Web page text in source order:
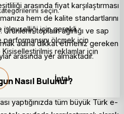
arasında fiyat karşılaştırması
hem de kalite standartlarını
Ürünlerin toplam ağırlığı ve sap
adına dikkat etmeniz gereken
arasında yer almaktadır.
Nasıl Bulunur?
yaptığınızda tüm büyük Türk e-
seçin.
işlevselliği için gerekli
performansını ölçmek için
Kişiselleştirilmiş reklamlar için
İptal